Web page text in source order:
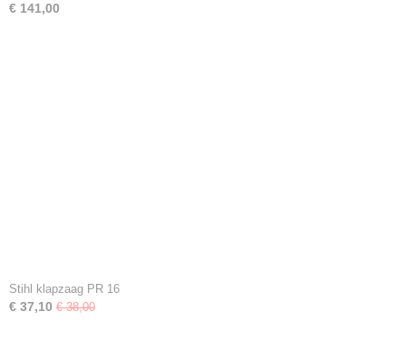
€ 141,00
Stihl klapzaag PR 16
€ 37,10 € 38,00